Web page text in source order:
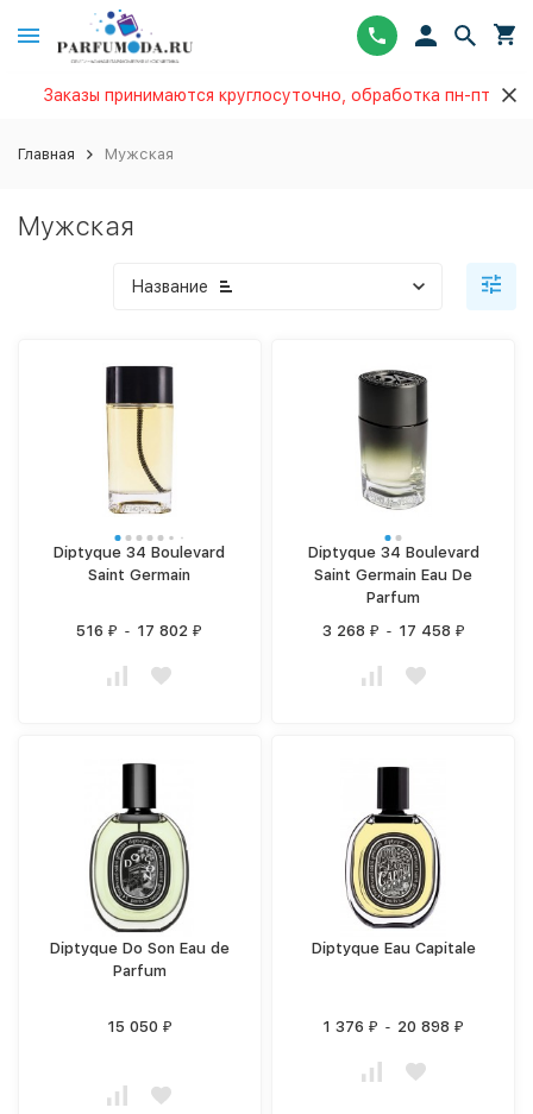
Заказы принимаются круглосуточно, обработка пн-пт
Главная Мужская
Мужская
Название
Diptyque 34 Boulevard
Saint Germain
516₽ - 17 802₽
Diptyque 34 Boulevard
Saint Germain Eau De
Parfum
3 268 ₽ - 17 458 ₽
Diptyque Do Son Eau de
Parfum
15 050 ₽
Diptyque Eau Capitale
1 376₽ - 20 898₽